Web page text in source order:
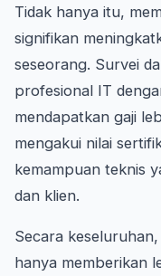
Tidak hanya itu,
signifikan
seseorang. Survei
profesional IT
mendapatkan gaji
mengakui nilai
kemampuan teknis
dan klien.
Secara
hanya memberikan